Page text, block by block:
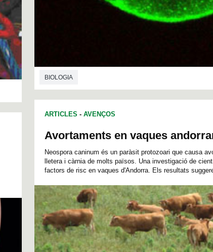
BIOLOGIA
ARTICLES - AVENÇOS
Avortaments en vaques
Neospora caninum és un paràsit protozoari que causa
lletera i càrnia de molts països. Una investigació de
factors de risc en vaques d'Andorra. Els resultats